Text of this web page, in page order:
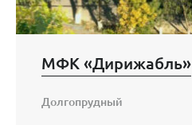
МФК «Дирижабль»
Долгопрудный